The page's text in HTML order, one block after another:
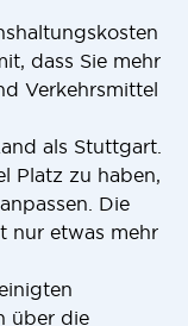
dass Sie mehr
Verkehrsmittel
als Stuttgart.
Platz zu haben,
Die
nur etwas mehr
über die